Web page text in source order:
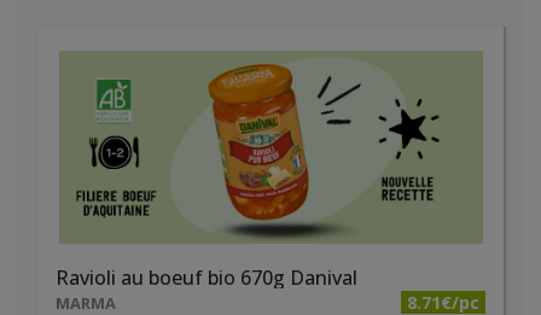
Ravioli au boeuf bio 670g Danival
MARMA 8.71€/pc